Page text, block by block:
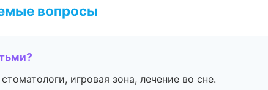
вопросы
игровая зона, лечение во сне.